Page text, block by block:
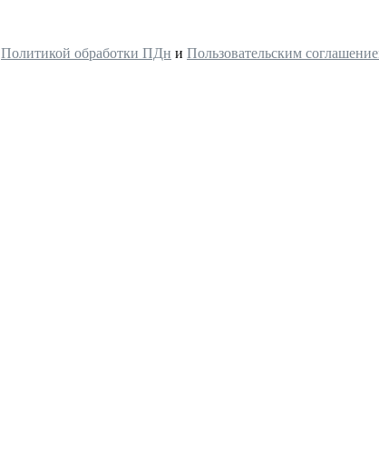
Политикой обработки ПДн и Пользовательским